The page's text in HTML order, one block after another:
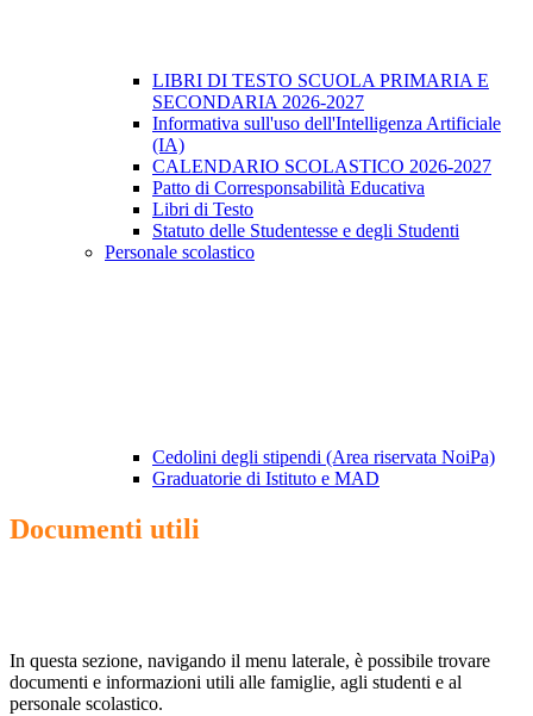
LIBRI DI TESTO SCUOLA PRIMARIA E
SECONDARIA 2026-2027
Informativa sull'uso dell'Intelligenza Artificiale
(IA)
CALENDARIO SCOLASTICO 2026-2027
Patto di Corresponsabilità Educativa
Libri di Testo
Statuto delle Studentesse e degli Studenti
Personale scolastico
Cedolini degli stipendi (Area riservata NoiPa)
Graduatorie di Istituto e MAD
Documenti utili
In questa sezione, navigando il menu laterale, è possibile trovare
documenti e informazioni utili alle famiglie, agli studenti e al
personale scolastico.